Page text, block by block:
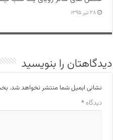
۲۸ تیر ۱۳۹۵
دیدگاهتان را بنویسید
نشانی ایمیل شما منتشر نخواهد شد.
دیدگاه*